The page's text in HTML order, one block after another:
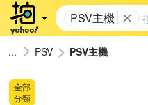
PSV主機
PSV PSV主機
全部
分類